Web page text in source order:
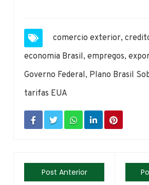
comercio exterior,
economia Brasil,empregos,
Governo Federal, Plano Brasil
tarifas EUA
Post Anterior